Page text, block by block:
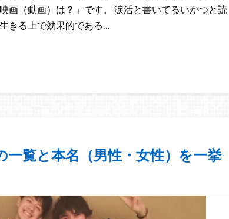
画（動画）は？」です。 涙活と書いてるいかつと読
きる上で効果的である…
覧と本名（男性・女性）を一挙